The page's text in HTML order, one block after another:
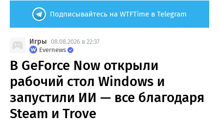
Подписывайтесь на WTFTime в Telegram
Игры 08.08.2026 в 22:37
Evernews
В GeForce Now открыли
рабочий стол Windows и
запустили ИИ — все благодаря
Steam и Trove